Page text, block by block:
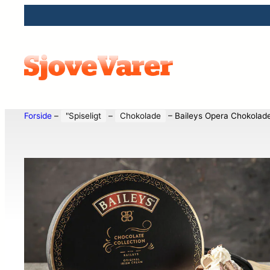
Forside – "Spiseligt – Chokolade – Baileys Opera